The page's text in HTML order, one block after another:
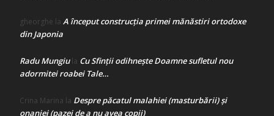
gheorghe la A început construcţia primei mănăstiri ortodoxe
din Japonia
Radu Mungiula Cu Sfinții odihnește Doamne sufletul nou
adormitei roabei Tale…
Crina Marina la Despre păcatul malahiei (masturbării) şi
onaniei (pazei de a nu avea copii)